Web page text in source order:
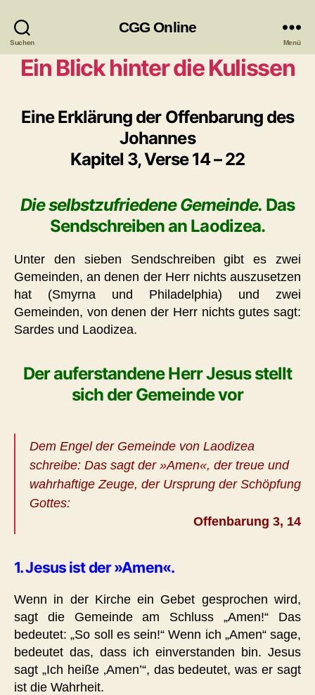
Suchen
CGG Online
Menü
Ein Blick hinter die Kulissen
Eine Erklärung der Offenbarung des
Johannes
Kapitel 3, Verse 14 – 22
Die selbstzufriedene Gemeinde. Das
Sendschreiben an Laodizea.
Unter den sieben Sendschreiben gibt es zwei
Gemeinden, an denen der Herr nichts auszusetzen
hat (Smyrna und Philadelphia) und zwei
Gemeinden, von denen der Herr nichts gutes sagt:
Sardes und Laodizea.
Der auferstandene Herr Jesus stellt
sich der Gemeinde vor
Dem Engel der Gemeinde von Laodizea
schreibe: Das sagt der »Amen«, der treue und
wahrhaftige Zeuge, der Ursprung der Schöpfung
Gottes:
Offenbarung 3, 14
1. Jesus ist der »Amen«.
Wenn in der Kirche ein Gebet gesprochen wird,
sagt die Gemeinde am Schluss „Amen!“ Das
bedeutet: „So soll es sein!“ Wenn ich „Amen“ sage,
bedeutet das, dass ich einverstanden bin. Jesus
sagt „Ich heiße ‚Amen’“, das bedeutet, was er sagt
ist die Wahrheit.